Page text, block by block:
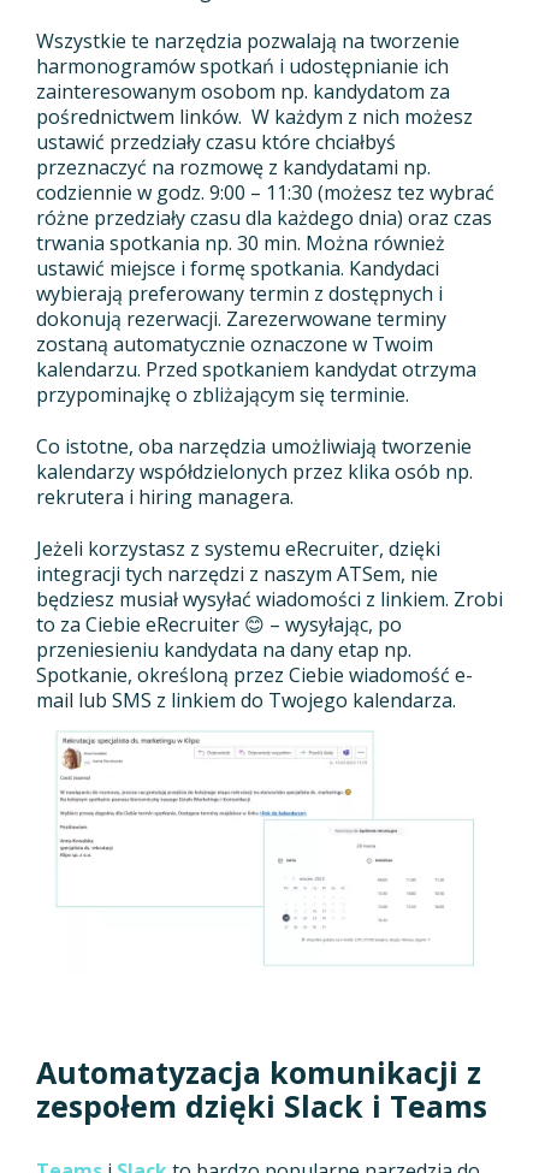
Wszystkie te narzędzia pozwalają na tworzenie
harmonogramów spotkań i udostępnianie ich
zainteresowanym osobom np. kandydatom za
pośrednictwem linków. W każdym z nich możesz
ustawić przedziały czasu które chciałbyś
przeznaczyć na rozmowę z kandydatami np.
codziennie w godz. 9:00 – 11:30 (możesz tez wybrać
różne przedziały czasu dla każdego dnia) oraz czas
trwania spotkania np. 30 min. Można również
ustawić miejsce i formę spotkania. Kandydaci
wybierają preferowany termin z dostępnych i
dokonują rezerwacji. Zarezerwowane terminy
zostaną automatycznie oznaczone w Twoim
kalendarzu. Przed spotkaniem kandydat otrzyma
przypominajkę o zbliżającym się terminie.
Co istotne, oba narzędzia umożliwiają tworzenie
kalendarzy współdzielonych przez klika osób np.
rekrutera i hiring managera.
Jeżeli korzystasz z systemu eRecruiter, dzięki
integracji tych narzędzi z naszym ATSem, nie
będziesz musiał wysyłać wiadomości z linkiem. Zrobi
to za Ciebie eRecruiter 😊 – wysyłając, po
przeniesieniu kandydata na dany etap np.
Spotkanie, określoną przez Ciebie wiadomość e-
mail lub SMS z linkiem do Twojego kalendarza.
Automatyzacja komunikacji z
zespołem dzięki Slack i Teams